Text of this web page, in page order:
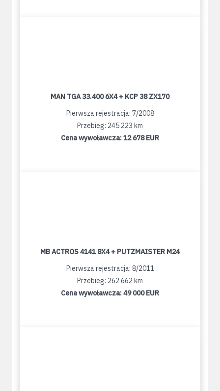
MAN TGA 33.400 6X4 + KCP 38 ZX170
Pierwsza rejestracja: 7/2008
Przebieg: 245 223 km
Cena wywoławcza:12 678 EUR
MB ACTROS 4141 8X4 + PUTZMAISTER M24
Pierwsza rejestracja: 8/2011
Przebieg: 262 662 km
Cena wywoławcza:49 000 EUR